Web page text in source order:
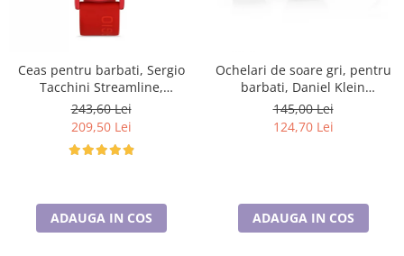
Ceas pentru barbati, Sergio
Tacchini Streamline,
ST.1.10116.1
243,60 Lei
209,50 Lei
ADAUGA IN COS
Ochelari de soare gri, pentru
barbati, Daniel Klein
Sunglasses, DK3264-2
145,00 Lei
124,70 Lei
ADAUGA IN COS